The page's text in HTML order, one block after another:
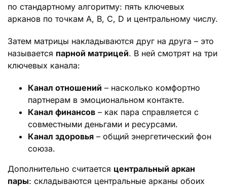
по стандартному алгоритму: пять ключевых
арканов по точкам А, В, С, D и центральному числу.
Затем матрицы накладываются друг на друга – это
называется парной матрицей. В ней смотрят на три
ключевых канала:
Канал отношений – насколько комфортно
партнерам в эмоциональном контакте.
Канал финансов – как пара справляется с
совместными деньгами и ресурсами.
Канал здоровья – общий энергетический фон
союза.
Дополнительно считается центральный аркан
пары: складываются центральные арканы обоих